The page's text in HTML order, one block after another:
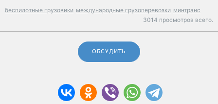
беспилотные грузовики международные грузоперевозки минтранс
3014 просмотров всего.
ОБСУДИТЬ